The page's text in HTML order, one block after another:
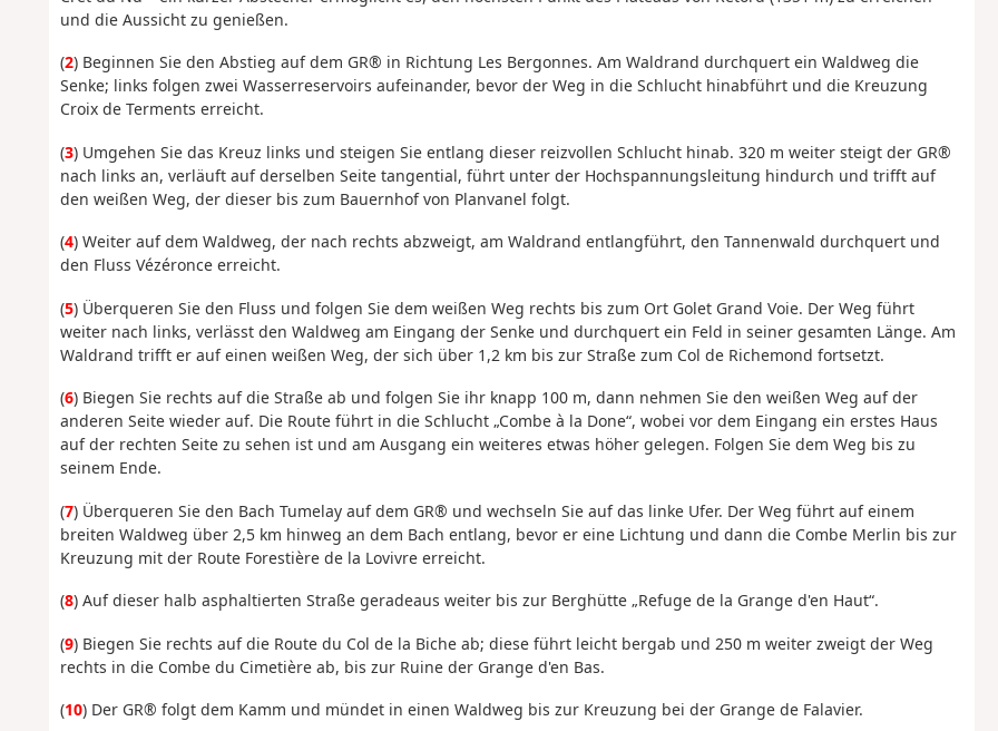
und die Aussicht zu genießen.
(2) Beginnen Sie den Abstieg auf dem GR® in Richtung Les Bergonnes. Am Waldrand durchquert ein Waldweg die
Senke; links folgen zwei Wasserreservoirs aufeinander, bevor der Weg in die Schlucht hinabführt und die Kreuzung
Croix de Terments erreicht.
(3) Umgehen Sie das Kreuz links und steigen Sie entlang dieser reizvollen Schlucht hinab. 320 m weiter steigt der GR®
nach links an, verläuft auf derselben Seite tangential, führt unter der Hochspannungsleitung hindurch und trifft auf
den weißen Weg, der dieser bis zum Bauernhof von Planvanel folgt.
(4) Weiter auf dem Waldweg, der nach rechts abzweigt, am Waldrand entlangführt, den Tannenwald durchquert und
den Fluss Vézéronce erreicht.
(5) Überqueren Sie den Fluss und folgen Sie dem weißen Weg rechts bis zum Ort Golet Grand Voie. Der Weg führt
weiter nach links, verlässt den Waldweg am Eingang der Senke und durchquert ein Feld in seiner gesamten Länge. Am
Waldrand trifft er auf einen weißen Weg, der sich über 1,2 km bis zur Straße zum Col de Richemond fortsetzt.
(6) Biegen Sie rechts auf die Straße ab und folgen Sie ihr knapp 100 m, dann nehmen Sie den weißen Weg auf der
anderen Seite wieder auf. Die Route führt in die Schlucht „Combe à la Done“, wobei vor dem Eingang ein erstes Haus
auf der rechten Seite zu sehen ist und am Ausgang ein weiteres etwas höher gelegen. Folgen Sie dem Weg bis zu
seinem Ende.
(7) Überqueren Sie den Bach Tumelay auf dem GR® und wechseln Sie auf das linke Ufer. Der Weg führt auf einem
breiten Waldweg über 2,5 km hinweg an dem Bach entlang, bevor er eine Lichtung und dann die Combe Merlin bis zur
Kreuzung mit der Route Forestière de la Lovivre erreicht.
(8) Auf dieser halb asphaltierten Straße geradeaus weiter bis zur Berghütte „Refuge de la Grange d'en Haut“.
(9) Biegen Sie rechts auf die Route du Col de la Biche ab; diese führt leicht bergab und 250 m weiter zweigt der Weg
rechts in die Combe du Cimetière ab, bis zur Ruine der Grange d'en Bas.
(10) Der GR® folgt dem Kamm und mündet in einen Waldweg bis zur Kreuzung bei der Grange de Falavier.